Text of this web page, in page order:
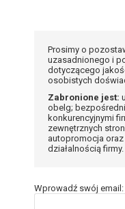
Prosimy o
uzasadnionego i
dotyczącego
osobistych
Zabronione jest:
obelg;
konkurencyjnymi
zewnętrznych
autopromocja
działalnością firmy.
Wprowadź swój email: